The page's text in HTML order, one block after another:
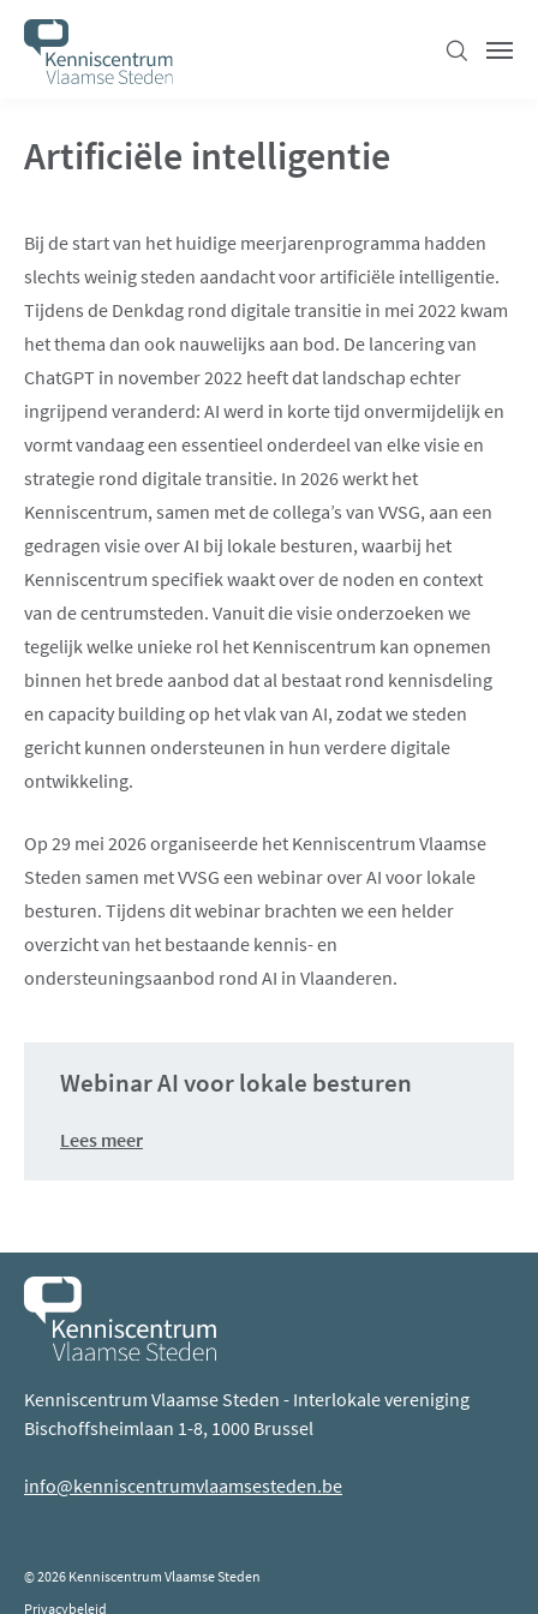
Overslaan
inhoud
Zoeken
Artificiële intelligentie
Bij de start van het huidige meerjarenprogramma hadden
slechts weinig steden aandacht voor artificiële intelligentie.
Tijdens de Denkdag rond digitale transitie in mei 2022 kwam
het thema dan ook nauwelijks aan bod. De lancering van
ChatGPT in november 2022 heeft dat landschap echter
ingrijpend veranderd: AI werd in korte tijd onvermijdelijk en
vormt vandaag een essentieel onderdeel van elke visie en
strategie rond digitale transitie. In 2026 werkt het
Kenniscentrum, samen met de collega’s van VVSG, aan een
gedragen visie over AI bij lokale besturen, waarbij het
Kenniscentrum specifiek waakt over de noden en context
van de centrumsteden. Vanuit die visie onderzoeken we
tegelijk welke unieke rol het Kenniscentrum kan opnemen
binnen het brede aanbod dat al bestaat rond kennisdeling
en capacity building op het vlak van AI, zodat we steden
gericht kunnen ondersteunen in hun verdere digitale
ontwikkeling.
Op 29 mei 2026 organiseerde het Kenniscentrum Vlaamse
Steden samen met VVSG een webinar over AI voor lokale
besturen. Tijdens dit webinar brachten we een helder
overzicht van het bestaande kennis- en
ondersteuningsaanbod rond AI in Vlaanderen.
Webinar AI voor lokale besturen
Lees meer
Kenniscentrum Vlaamse Steden - Interlokale vereniging
Bischoffsheimlaan 1-8, 1000 Brussel
info@kenniscentrumvlaamsesteden.be
© 2026 Kenniscentrum Vlaamse Steden
Privacybeleid